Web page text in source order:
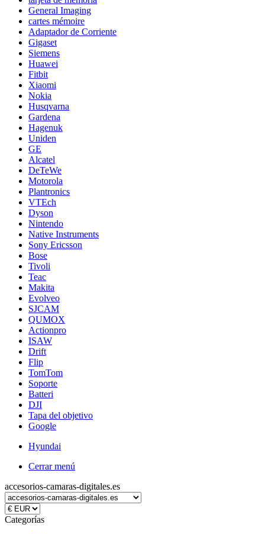
General Imaging
cartes mémoire
Adaptador de Corriente
Gigaset
Siemens
Huawei
Fitbit
Xiaomi
Nokia
Husqvarna
Gardena
Hagenuk
Uniden
GE
Alcatel
DeTeWe
Motorola
Plantronics
VTEch
Dyson
Nintendo
Native Instruments
Sony Ericsson
Bose
Tivoli
Teac
Makita
Evolveo
SJCAM
QUMOX
Actionpro
ISAW
Drift
Flip
TomTom
Soporte
Batteri
DJI
Tapa del objetivo
Google
Hyundai
Cerrar menú
accesorios-camaras-digitales.es
Categorías